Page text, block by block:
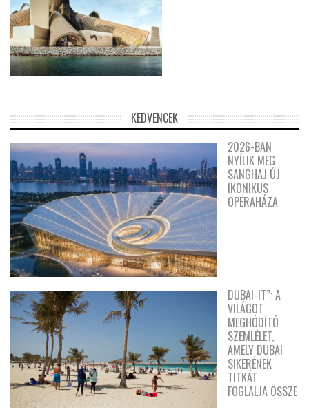
KEDVENCEK
2026-BAN
NYÍLIK MEG
SANGHAJ ÚJ
IKONIKUS
OPERAHÁZA
DUBAI-IT”: A
VILÁGOT
MEGHÓDÍTÓ
SZEMLÉLET,
AMELY DUBAI
SIKERÉNEK
TITKÁT
FOGLALJA ÖSSZE